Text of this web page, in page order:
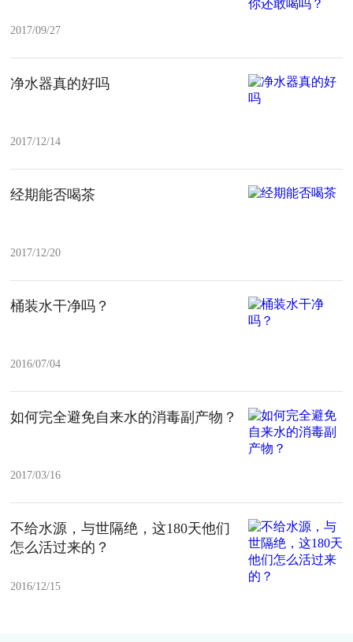
2017/09/27
净水器真的好吗
2017/12/14
经期能否喝茶
2017/12/20
桶装水干净吗？
2016/07/04
如何完全避免自来水的消毒副产物？
2017/03/16
不给水源，与世隔绝，这180天他们
怎么活过来的？
2016/12/15